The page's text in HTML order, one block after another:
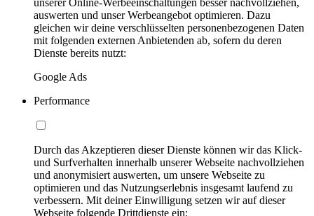
unserer Online-Werbeeinschaltungen besser nachvollziehen,
auswerten und unser Werbeangebot optimieren. Dazu
gleichen wir deine verschlüsselten personenbezogenen Daten
mit folgenden externen Anbietenden ab, sofern du deren
Dienste bereits nutzt:
Google Ads
Performance
Durch das Akzeptieren dieser Dienste können wir das Klick-
und Surfverhalten innerhalb unserer Webseite nachvollziehen
und anonymisiert auswerten, um unsere Webseite zu
optimieren und das Nutzungserlebnis insgesamt laufend zu
verbessern. Mit deiner Einwilligung setzen wir auf dieser
Webseite folgende Drittdienste ein: